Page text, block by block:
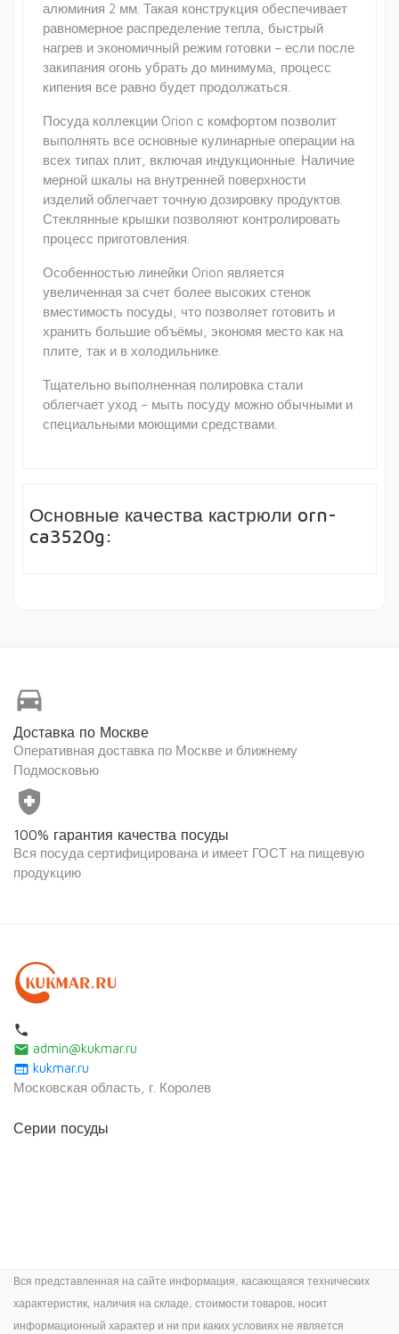
алюминия 2 мм. Такая конструкция обеспечивает
равномерное распределение тепла, быстрый
нагрев и экономичный режим готовки – если после
закипания огонь убрать до минимума, процесс
кипения все равно будет продолжаться.
Посуда коллекции Orion с комфортом позволит
выполнять все основные кулинарные операции на
всех типах плит, включая индукционные. Наличие
мерной шкалы на внутренней поверхности
изделий облегчает точную дозировку продуктов.
Стеклянные крышки позволяют контролировать
процесс приготовления.
Особенностью линейки Orion является
увеличенная за счет более высоких стенок
вместимость посуды, что позволяет готовить и
хранить большие объёмы, экономя место как на
плите, так и в холодильнике.
Тщательно выполненная полировка стали
облегчает уход – мыть посуду можно обычными и
специальными моющими средствами.
Основные качества кастрюли orn-
ca3520g:
directions_car
Доставка по Москве
Оперативная доставка по Москве и ближнему
Подмосковью
health_and_safety
100% гарантия качества посуды
Вся посуда сертифицирована и имеет ГОСТ на пищевую
продукцию
local_phone
email admin@kukmar.ru
web kukmar.ru
Московская область, г. Королев
Серии посуды
Вся представленная на сайте информация, касающаяся технических
характеристик, наличия на складе, стоимости товаров, носит
информационный характер и ни при каких условиях не является